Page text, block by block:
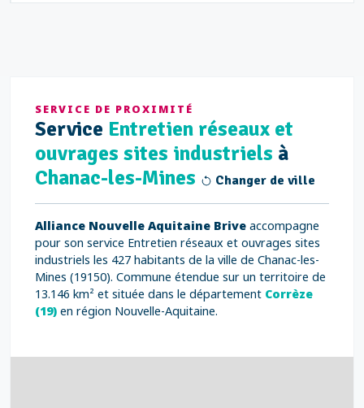
SERVICE DE PROXIMITÉ
Service Entretien réseaux et
ouvrages sites industriels à
Chanac-les-Mines
Changer de ville
Alliance Nouvelle Aquitaine Brive accompagne
pour son service Entretien réseaux et ouvrages sites
industriels les 427 habitants de la ville de Chanac-les-
Mines (19150). Commune étendue sur un territoire de
13.146 km² et située dans le département Corrèze
(19) en région Nouvelle-Aquitaine.